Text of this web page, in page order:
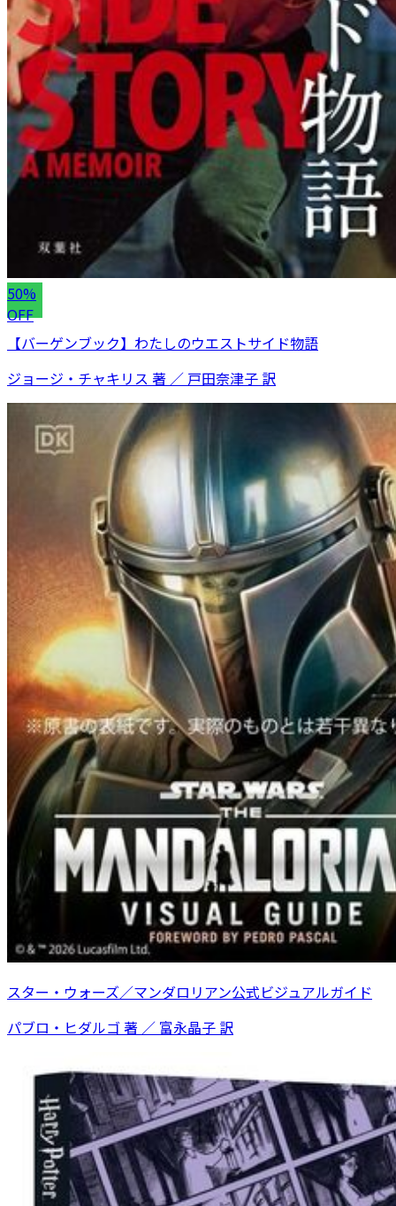
50%
OFF
【バーゲンブック】わたしのウエストサイド物語
ジョージ・チャキリス 著 ／ 戸田奈津子 訳
スター・ウォーズ／マンダロリアン公式ビジュアルガイド
パブロ・ヒダルゴ 著 ／ 富永晶子 訳